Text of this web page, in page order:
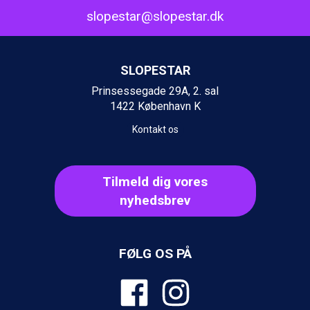
Ischgl fra DKK 7.095
Fieberbrunn fra DKK 6.145
Livigno fra DKK 4.145
Canazei fra DKK 4.745
Ponte di Legno fra DKK 4.745
Sauze dOulx fra DKK 4.045
Arabba fra DKK 7.045
La Thuile fra DKK 4.595
Cervinia fra DKK 5.295
Val Thorens fra DKK 5.395
Saalbach fra DKK 5.945
Champoluc fra DKK 3.795
Sestriere fra DKK 4.395
slopestar@slopestar.dk
SLOPESTAR
Prinsessegade 29A, 2. sal
1422 København K
Kontakt os
Tilmeld dig vores
nyhedsbrev
FØLG OS PÅ